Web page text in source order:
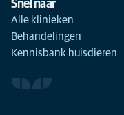
Snel naar
Alle klinieken
Behandelingen
Kennisbank huisdieren